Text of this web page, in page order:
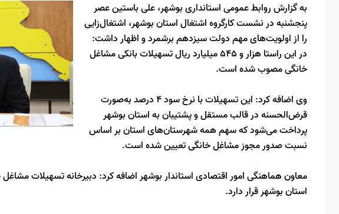
به گزارش روابط عمومی استانداری بوشهر، علی باستین عصر
پنجشنبه در نشست کارگروه اشتغال استان بوشهر، اشتغال‌زایی
را از اولویت‌های مهم دولت سیزدهم برشمرد و اظهار داشت:
در این راستا هزار و ۵۴۵ میلیارد ریال تسهیلات بانکی مشاغل
خانگی مصوب شده است.
وی اضافه کرد: این تسهیلات با نرخ سود ۴ درصد به‌صورت
قرض‌الحسنه در قالب مستقل و پشتیبان به استان بوشهر
پرداخت می‌شود که سهم همه شهرستان‌های استان بر اساس
نسبت صدور مجوز مشاغل خانگی تعیین شده است.
معاون هماهنگی امور اقتصادی استاندار بوشهر اضافه کرد: دبیرخانه تسهیلات مشاغل
استان بوشهر قرار دارد.